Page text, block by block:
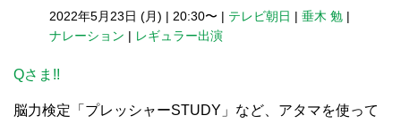
2022年5月23日 (月) | 20:30〜 | テレビ朝日 | 垂木 勉 |
ナレーション | レギュラー出演
Qさま!!
脳力検定「プレッシャーSTUDY」など、アタマを使って